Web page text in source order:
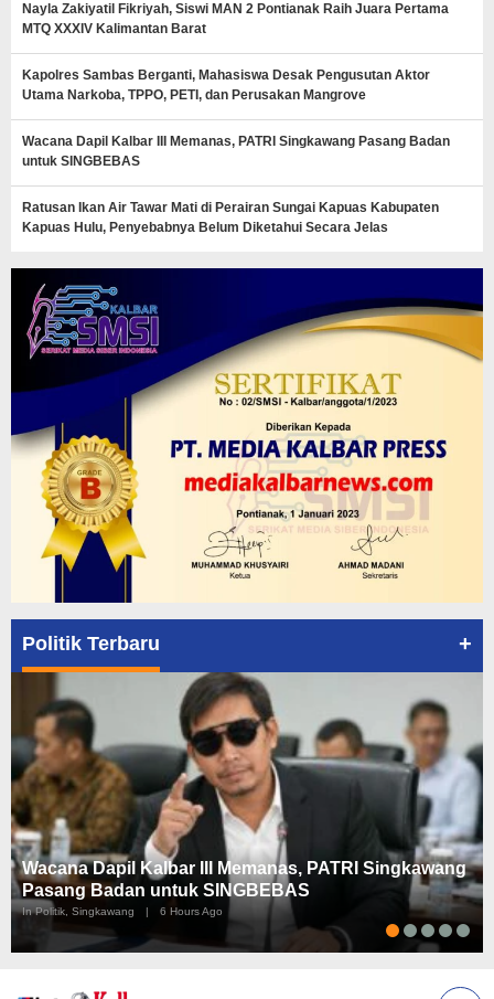
Nayla Zakiyatil Fikriyah, Siswi MAN 2 Pontianak Raih Juara Pertama
MTQ XXXIV Kalimantan Barat
Kapolres Sambas Berganti, Mahasiswa Desak Pengusutan Aktor
Utama Narkoba, TPPO, PETI, dan Perusakan Mangrove
Wacana Dapil Kalbar III Memanas, PATRI Singkawang Pasang Badan
untuk SINGBEBAS
Ratusan Ikan Air Tawar Mati di Perairan Sungai Kapuas Kabupaten
Kapuas Hulu, Penyebabnya Belum Diketahui Secara Jelas
Politik Terbaru +
Wacana Dapil Kalbar III Memanas, PATRI Singkawang
Pasang Badan untuk SINGBEBAS
In Politik, Singkawang | 6 Hours Ago